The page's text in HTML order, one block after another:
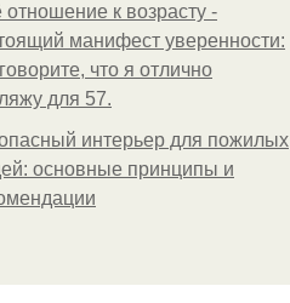
отношение к возрасту -
манифест уверенности:
что я отлично
для 57.
интерьер для пожилых
основные принципы и